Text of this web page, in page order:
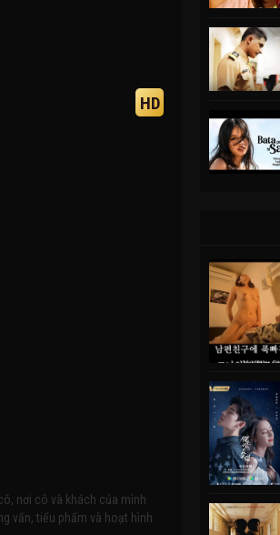
HD
nơi cô và khách của mình
vấn, tiểu phẩm và hoạt hình